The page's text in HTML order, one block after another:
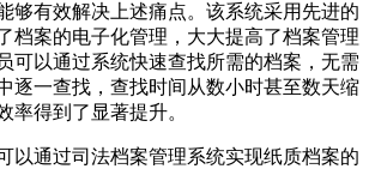
够有效解决上述痛点。该系统采用先进的
档案的电子化管理，大大提高了档案管理
可以通过系统快速查找所需的档案，无需
逐一查找，查找时间从数小时甚至数天缩
率得到了显著提升。
以通过司法档案管理系统实现纸质档案的